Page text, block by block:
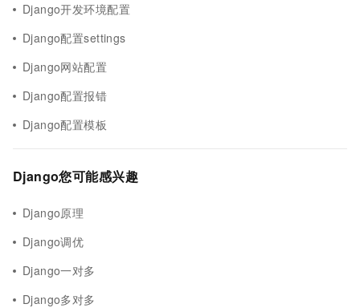
Django开发环境配置
Django配置settings
Django网站配置
Django配置报错
Django配置模板
Django您可能感兴趣
Django原理
Django调优
Django一对多
Django多对多